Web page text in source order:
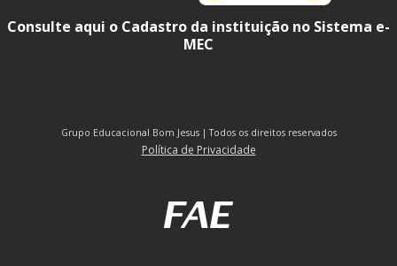
Consulte aqui o Cadastro da instituição no Sistema e-
MEC
Grupo Educacional Bom Jesus | Todos os direitos reservados
Política de Privacidade